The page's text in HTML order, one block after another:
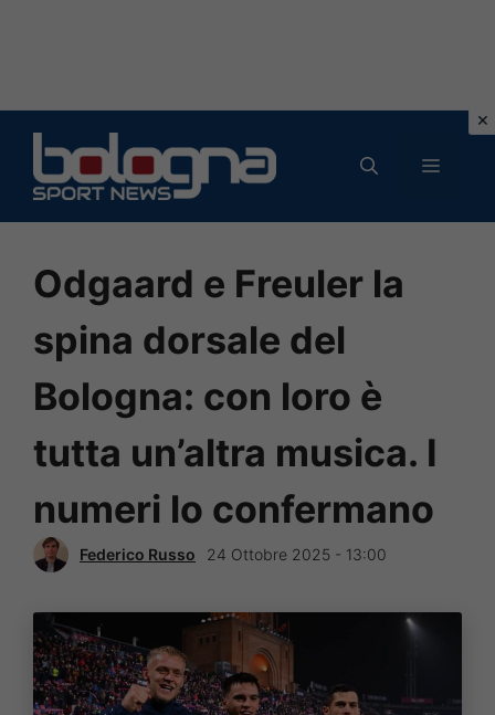
contenuto
MENU
Odgaard e Freuler la
spina dorsale del
Bologna: con loro è
tutta un’altra musica. I
numeri lo confermano
Federico Russo 24 Ottobre 2025 - 13:00